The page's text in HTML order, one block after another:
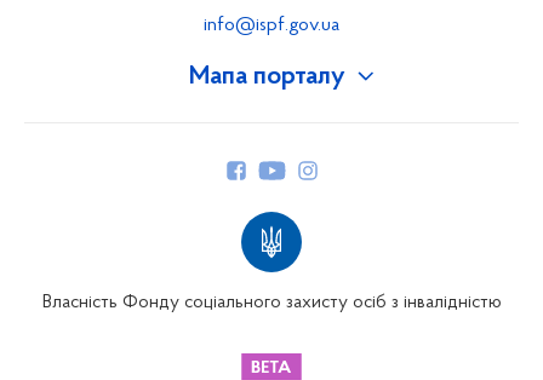
Мапа порталу
info@ispf.gov.ua
Власність Фонду соціального захисту осіб з інвалідністю